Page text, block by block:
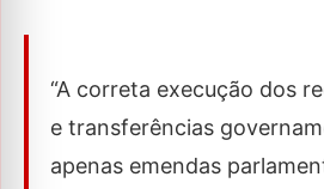
“A correta execução dos
e transferências
apenas emendas